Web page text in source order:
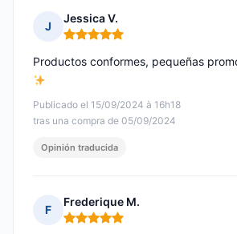
J
Jessica V.
Nota: 5 de 5
Publicado el 15/09/2024 à 16h18
tras una compra de 05/09/2024
Productos conformes, pequeñas
Opinión traducida
F
Frederique M.
Nota: 5 de 5